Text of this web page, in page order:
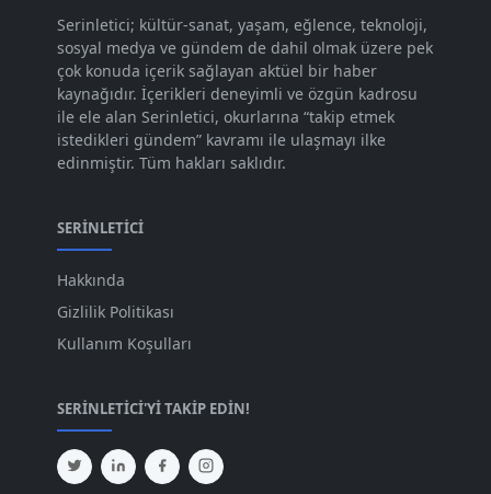
Kas 2023
Eki 2023 [73]
Eyl 2023 [73]
Ağu 2023 [74]
Tem 2023 [76]
Haz 2023
May 2023
Mar 2023
Oca 2023 [87]
Ara 2022 [82]
Serinletici; kültür-sanat, yaşam, eğlence, teknoloji,
sosyal medya ve gündem de dahil olmak üzere pek
çok konuda içerik sağlayan aktüel bir haber
kaynağıdır. İçerikleri deneyimli ve özgün kadrosu
ile ele alan Serinletici, okurlarına “takip etmek
istedikleri gündem” kavramı ile ulaşmayı ilke
edinmiştir. Tüm hakları saklıdır.
SERINLETICI
Hakkında
Gizlilik Politikası
Kullanım Koşulları
SERINLETICI'YI TAKIP EDIN!